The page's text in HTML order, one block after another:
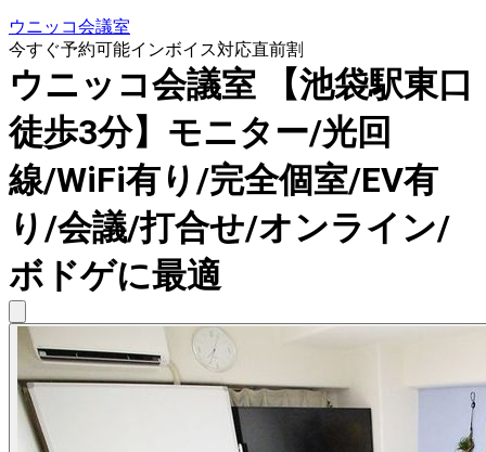
ウニッコ会議室
今すぐ予約可能インボイス対応直前割
ウニッコ会議室 【池袋駅東口
徒歩3分】モニター/光回
線/WiFi有り/完全個室/EV有
り/会議/打合せ/オンライン/
ボドゲに最適